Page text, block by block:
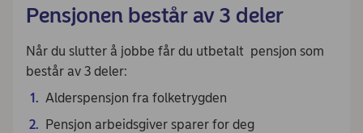
Pensjonen består av 3 deler
Når du slutter å jobbe får du utbetalt pensjon som
består av 3 deler:
Alderspensjon fra folketrygden
Pensjon arbeidsgiver sparer for deg